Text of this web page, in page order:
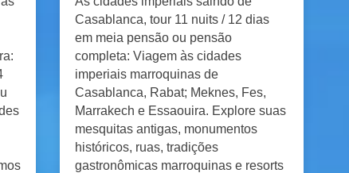
Casablanca, tour 11 nuits / 12 dias
em meia pensão ou pensão
completa: Viagem às cidades
imperiais marroquinas de
Casablanca, Rabat; Meknes, Fes,
Marrakech e Essaouira. Explore suas
mesquitas antigas, monumentos
históricos, ruas, tradições
gastronômicas marroquinas e resorts